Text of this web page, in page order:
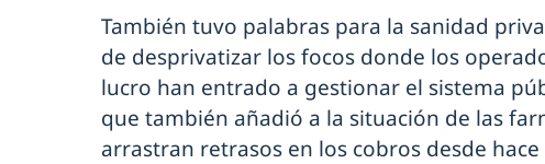
También tuvo palabras para la sanidad
de desprivatizar los focos donde los
lucro han entrado a gestionar el sistema
que también añadió a la situación de las
arrastran retrasos en los cobros desde